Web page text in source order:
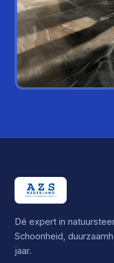
Dé expert in
Schoonheid,
jaar.